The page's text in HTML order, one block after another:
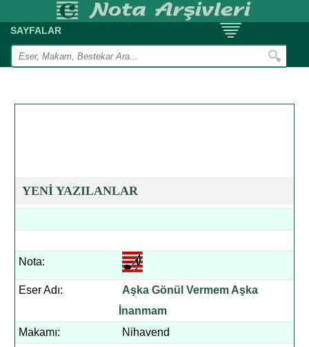
SAYFALAR
YENİ YAZILANLAR
Nota:
Eser Adı:
Aşka Gönül Vermem Aşka
İnanmam
Makamı:
Nihavend